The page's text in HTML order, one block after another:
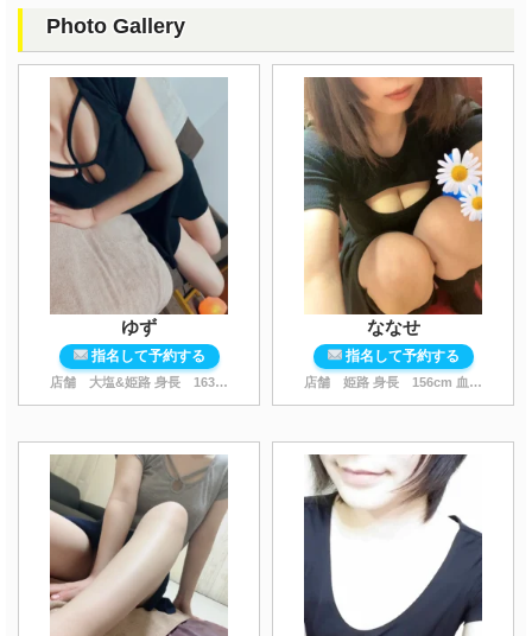
Photo Gallery
ゆず
指名して予約する
店舗 大塩&姫路 身長 163cm 血液型 A スタイ ...
ななせ
指名して予約する
店舗 姫路 身長 156cm 血液型 O型 スタイル